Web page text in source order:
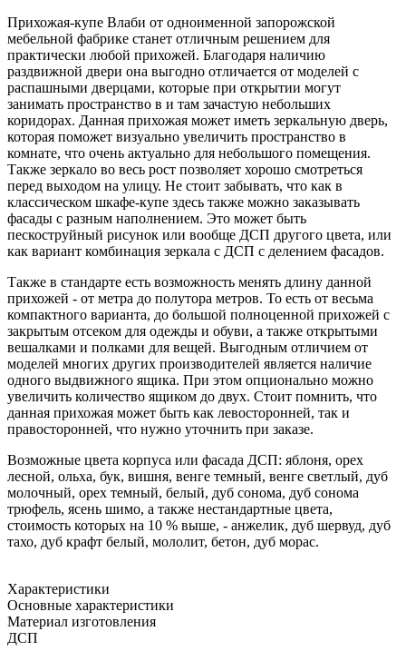
Прихожая-купе Влаби от одноименной запорожской
мебельной фабрике станет отличным решением для
практически любой прихожей. Благодаря наличию
раздвижной двери она выгодно отличается от моделей с
распашными дверцами, которые при открытии могут
занимать пространство в и там зачастую небольших
коридорах. Данная прихожая может иметь зеркальную дверь,
которая поможет визуально увеличить пространство в
комнате, что очень актуально для небольшого помещения.
Также зеркало во весь рост позволяет хорошо смотреться
перед выходом на улицу. Не стоит забывать, что как в
классическом шкафе-купе здесь также можно заказывать
фасады с разным наполнением. Это может быть
пескоструйный рисунок или вообще ДСП другого цвета, или
как вариант комбинация зеркала с ДСП с делением фасадов.
Также в стандарте есть возможность менять длину данной
прихожей - от метра до полутора метров. То есть от весьма
компактного варианта, до большой полноценной прихожей с
закрытым отсеком для одежды и обуви, а также открытыми
вешалками и полками для вещей. Выгодным отличием от
моделей многих других производителей является наличие
одного выдвижного ящика. При этом опционально можно
увеличить количество ящиком до двух. Стоит помнить, что
данная прихожая может быть как левосторонней, так и
правосторонней, что нужно уточнить при заказе.
Возможные цвета корпуса или фасада ДСП: яблоня, орех
лесной, ольха, бук, вишня, венге темный, венге светлый, дуб
молочный, орех темный, белый, дуб сонома, дуб сонома
трюфель, ясень шимо, а также нестандартные цвета,
стоимость которых на 10 % выше, - анжелик, дуб шервуд, дуб
тахо, дуб крафт белый, мололит, бетон, дуб морас.
Характеристики
Основные характеристики
Материал изготовления
ДСП